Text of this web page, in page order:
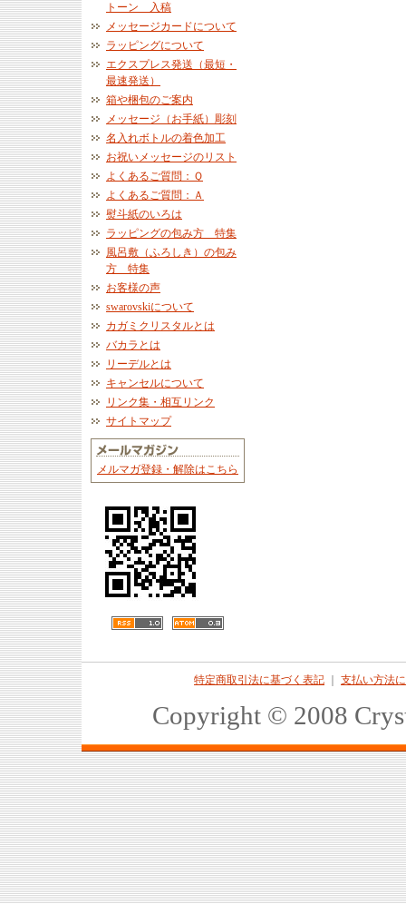
トーン 入稿
メッセージカードについて
ラッピングについて
エクスプレス発送（最短・
最速発送）
箱や梱包のご案内
メッセージ（お手紙）彫刻
名入れボトルの着色加工
お祝いメッセージのリスト
よくあるご質問：Ｑ
よくあるご質問：Ａ
熨斗紙のいろは
ラッピングの包み方 特集
風呂敷（ふろしき）の包み
方 特集
お客様の声
swarovskiについて
カガミクリスタルとは
バカラとは
リーデルとは
キャンセルについて
リンク集・相互リンク
サイトマップ
メルマガ登録・解除はこちら
特定商取引法に基づく表記 支払い方法
Copyright © 2008